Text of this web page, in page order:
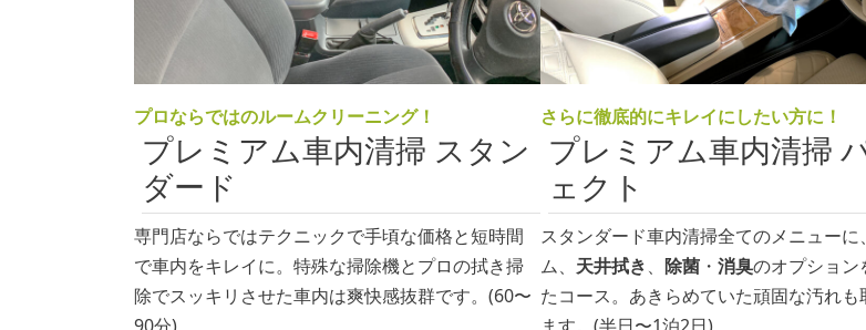
プロならではのルームクリーニング！
プレミアム車内清掃 スタン
ダード
専門店ならではテクニックで手頃な価格と短時間
で車内をキレイに。特殊な掃除機とプロの拭き掃
除でスッキリさせた車内は爽快感抜群です。(60〜
さらに徹底的にキレイにしたい方に！
プレミアム車内清掃
ェクト
スタンダード車内清掃全てのメニューに
ム、 天井拭き、除菌 ・消臭のオプション
たコース。あきらめていた頑固な汚れも